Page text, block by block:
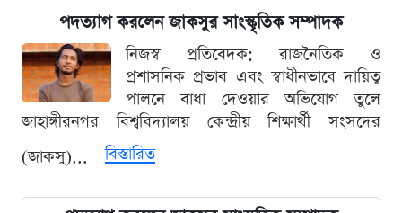
পদত্যাগ করলেন জাকসুর সাংস্কৃতিক সম্পাদক
নিজস্ব প্রতিবেদক: রাজনৈতিক ও
প্রশাসনিক প্রভাব এবং স্বাধীনভাবে দায়িত্ব
পালনে বাধা দেওয়ার অভিযোগ তুলে
জাহাঙ্গীরনগর বিশ্ববিদ্যালয় কেন্দ্রীয় শিক্ষার্থী সংসদের
(জাকসু)...
বিস্তারিত